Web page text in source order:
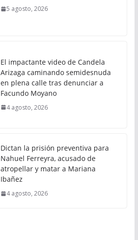
5 agosto, 2026
El impactante video de Candela
Arizaga caminando semidesnuda
en plena calle tras denunciar a
Facundo Moyano
4 agosto, 2026
Dictan la prisión preventiva para
Nahuel Ferreyra, acusado de
atropellar y matar a Mariana
Ibañez
4 agosto, 2026